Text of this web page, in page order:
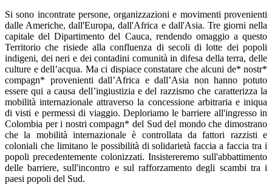
Si sono incontrate persone, organizzazioni e movimenti provenienti
dalle Americhe, dall'Europa, dall'Africa e dall'Asia. Tre giorni nella
capitale del Dipartimento del Cauca, rendendo omaggio a questo
Territorio che risiede alla confluenza di secoli di lotte dei popoli
indigeni, dei neri e dei contadini comunità in difesa della terra, delle
culture e dell’acqua. Ma ci dispiace constatare che alcuni de* nostr*
compagn* provenienti dall’Africa e dall’Asia non hanno potuto
essere qui a causa dell’ingiustizia e del razzismo che caratterizza la
mobilità internazionale attraverso la concessione arbitraria e iniqua
di visti e permessi di viaggio. Deploriamo le barriere all'ingresso in
Colombia per i nostri compagn* del Sud del mondo che dimostrano
che la mobilità internazionale è controllata da fattori razzisti e
coloniali che limitano le possibilità di solidarietà faccia a faccia tra i
popoli precedentemente colonizzati. Insistereremo sull'abbattimento
delle barriere, sull'incontro e sul rafforzamento degli scambi tra i
paesi popoli del Sud.